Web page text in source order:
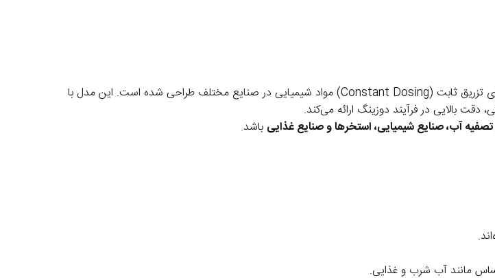
یکی از محصولات پرکاربرد و اقتصادی کمپانی ایتالیایی امک است که برای تزریق ثابت (Constant Dosing) مواد شیمیایی در صنایع مختلف طراحی شده است. این مدل با
دقت بالایی در فرآیند دوزینگ ارائه می‌کند.
تصفیه آب، صنایع شیمیایی، استخرها و صنایع غذایی باشد.
مانند آب شرب و غذایی.